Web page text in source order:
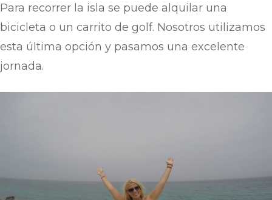
Para recorrer la isla se puede alquilar una
bicicleta o un carrito de golf. Nosotros utilizamos
esta última opción y pasamos una excelente
jornada.